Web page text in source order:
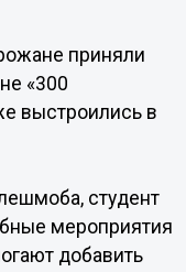
приняли
«300
выстроились в
студент
мероприятия
добавить